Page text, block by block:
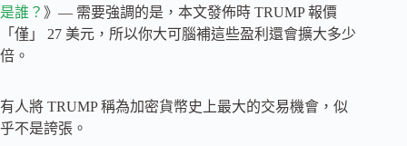
是誰？ 》— 需要強調的是，本文發佈時 TRUMP 報價
「僅」 27 美元，所以你大可腦補這些盈利還會擴大多少
倍。
有人將 TRUMP 稱為加密貨幣史上最大的交易機會，似
乎不是誇張。